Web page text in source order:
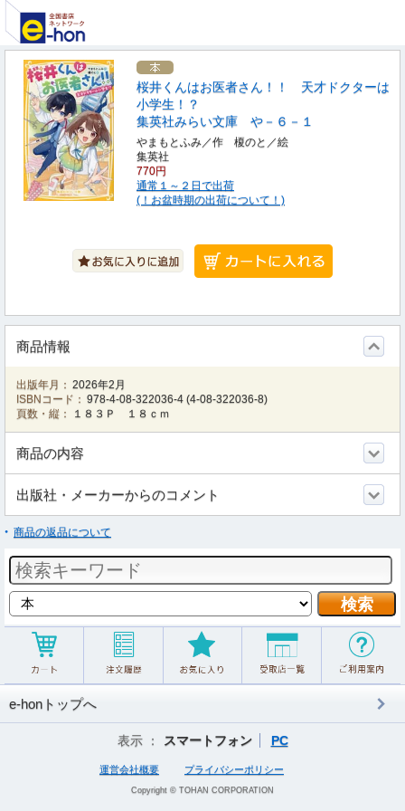
桜井くんはお医者さん！！ 天才ドクターは
小学生！？
集英社みらい文庫 や－６－１
やまもとふみ／作 榎のと／絵
集英社
770円
通常１～２日で出荷
(！お盆時期の出荷について！)
商品情報
出版年月： 2026年2月
ISBNコード： 978-4-08-322036-4 (4-08-322036-8)
頁数・縦：
１８３Ｐ １８ｃｍ
商品の内容
出版社・メーカーからのコメント
商品の返品について
e-honトップへ
表示 ： スマートフォン PC
運営会社概要 プライバシーポリシー
Copyright © TOHAN CORPORATION